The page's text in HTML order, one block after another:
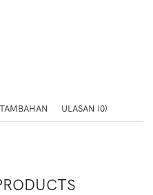
ULASAN (0)